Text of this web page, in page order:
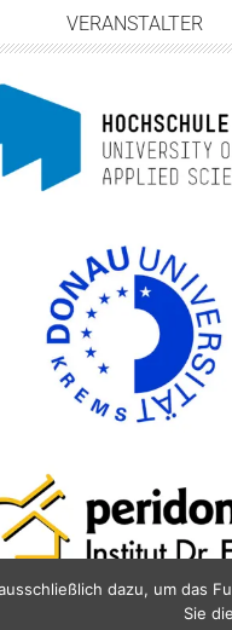
VERANSTALTER
dazu, um das
Sie